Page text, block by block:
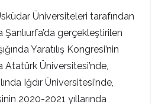
Üniversiteleri tarafından
Şanlıurfa’da gerçekleştirilen
Yaratılış Kongresi’nin
Atatürk Üniversitesi’nde,
Iğdır Üniversitesi’nde,
2020-2021 yıllarında